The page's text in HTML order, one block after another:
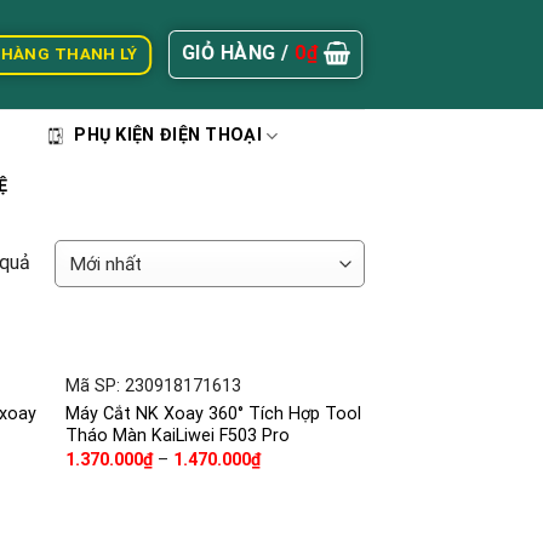
THANH LÝ GIỎ HÀNG / 0₫
PHỤ KIỆN ĐIỆN THOẠI
Mã SP: 230918171613
Máy Cắt NK Xoay 360° Tích Hợp Tool
Tháo Màn KaiLiwei F503 Pro
1.370.000₫– 1.470.000₫